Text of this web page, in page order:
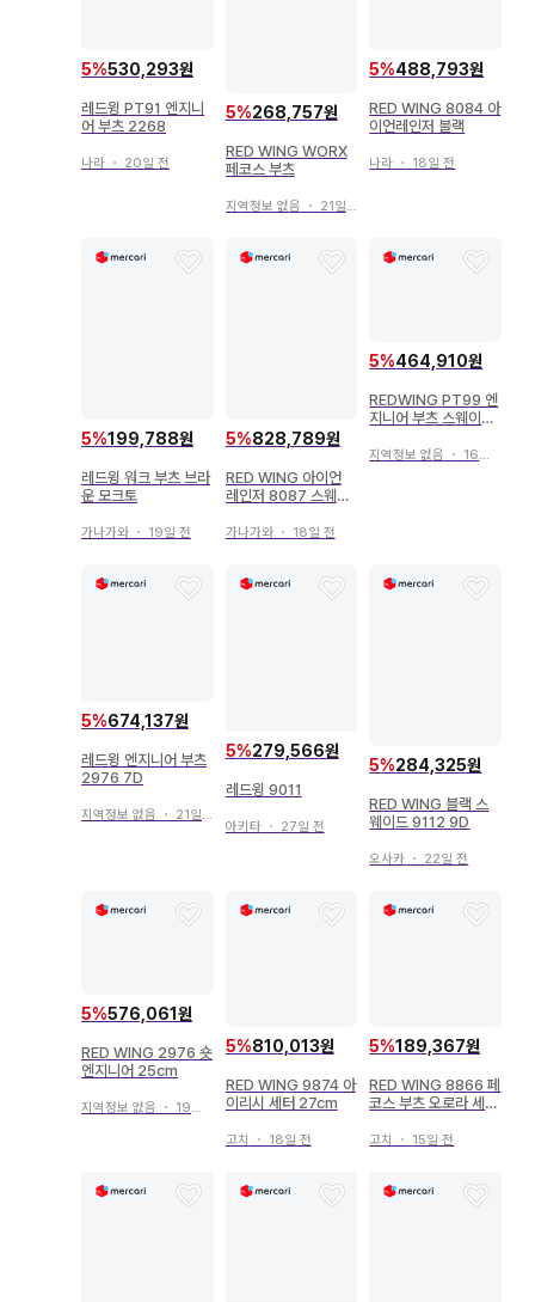
5%530,293원
레드윙 PT91 엔지니
어 부츠 2268
나라 ・ 20일 전
5%268,757원
RED WING WORX
페코스 부츠
지역정보 없음 ・ 21일 전
5%488,793원
RED WING 8084 아
이언레인저 블랙
나라 ・ 18일 전
5%199,788원
레드윙 워크 부츠 브라
운 모크토
가나가와 ・ 19일 전
5%828,789원
RED WING 아이언
레인저 8087 스웨이
가나가와・ 18일 전
5%464,910원
REDWING PT99 엔
지니어 부츠 스웨이드
지역정보 없음 ・ 16일 전
5%674,137원
레드윙 엔지니어 부츠
2976 7D
지역정보 없음 ・ 21일 전
5%279,566원
레드윙 9011
아키타・ 27일 전
5%284,325원
RED WING 블랙 스
웨이드 9112 9D
오사카 ・ 22일 전
5%576,061원
RED WING 2976 숏
엔지니어 25cm
지역정보 없음 ・ 19일 전
5%810,013원
RED WING 9874 아
이리시 세터 27cm
고치 ・ 18일 전
5%189,367원
RED WING 8866 페
코스 부츠 오로라 세트
고치 ・ 15일 전